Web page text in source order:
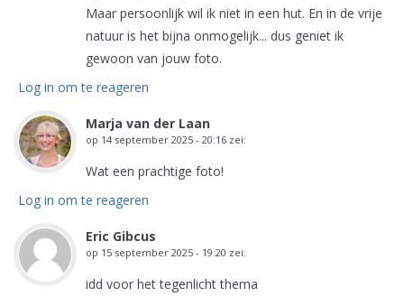
Maar persoonlijk wil ik niet in een hut. En in de vrije
natuur is het bijna onmogelijk... dus geniet ik
gewoon van jouw foto.
Log in om te reageren
Marja van der Laan
op 14 september 2025 - 20:16 zei:
Wat een prachtige foto!
Log in om te reageren
Eric Gibcus
op 15 september 2025 - 19:20 zei:
idd voor het tegenlicht thema